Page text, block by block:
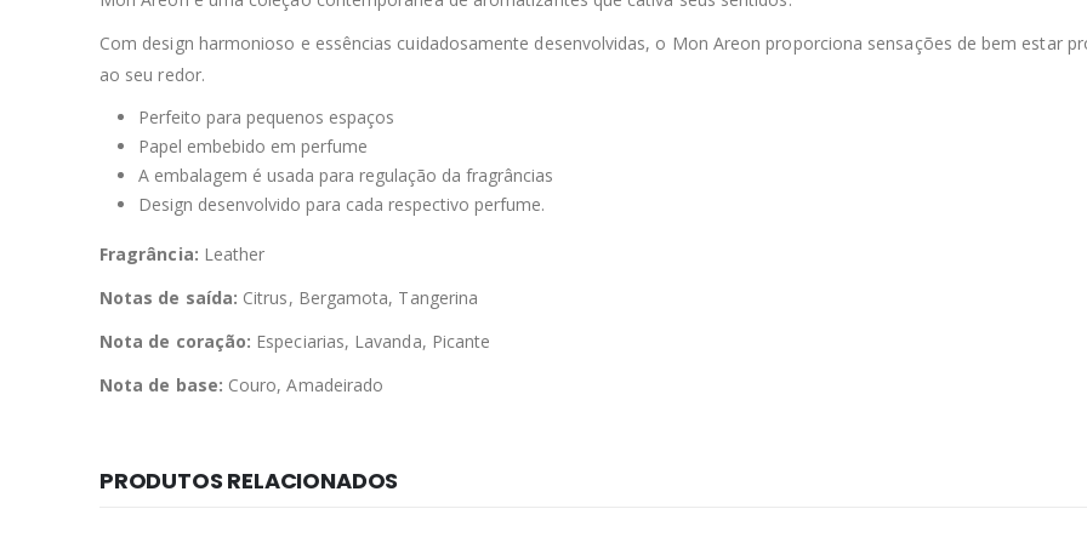
Com design harmonioso e essências cuidadosamente desenvolvidas, o Mon Areon proporciona sensações de bem estar
ao seu redor.
Perfeito para pequenos espaços
Papel embebido em perfume
A embalagem é usada para regulação da fragrâncias
Design desenvolvido para cada respectivo perfume.
Fragrância: Leather
Notas de saída: Citrus, Bergamota, Tangerina
Nota de coração: Especiarias, Lavanda, Picante
Nota de base: Couro, Amadeirado
PRODUTOS RELACIONADOS